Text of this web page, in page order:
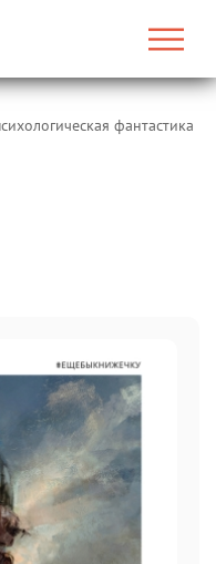
фантастика